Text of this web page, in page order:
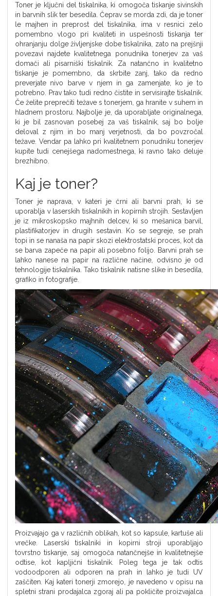
Toner je ključni del tiskalnika, ki omogoča tiskanje sivinskih
in barvnih slik ter besedila. Čeprav se morda zdi, da je toner
le majhen in preprost del tiskalnika, ima v resnici zelo
pomembno vlogo pri kvaliteti in uspešnosti tiskanja ter
ohranjanju dolge življenjske dobe tiskalnika, zato na prejšnji
povezavi najdete kvalitetnega ponudnika tonerjev za vaš
domači ali pisarniški tiskalnik. Za natančno in kvalitetno
tiskanje je pomembno, da skrbite zanj, tako da redno
preverjate nivo barve v njem in ga zamenjate, ko je to
potrebno. Prav tako tudi redno čistite in servisirajte tiskalnik.
Če želite preprečiti težave s tonerjem, ga hranite v suhem in
hladnem prostoru. Najbolje je, da uporabljate originalnega,
ki je bil zasnovan posebej za vaš tiskalnik, saj bo bolje
deloval z njim in bo manj verjetnosti, da bo povzročal
težave. Vendar pa lahko pri kvalitetnem ponudniku tonerjev
kupite tudi cenejšega nadomestnega, ki ravno tako deluje
brezhibno.
Kaj je toner?
Toner je naprava, v kateri je črni ali barvni prah, ki se
uporablja v laserskih tiskalnikih in kopirnih strojih. Sestavljen
je iz mikroskopsko majhnih delcev, ki so mešanica barvil,
plastifikatorjev in drugih sestavin. Ko se segreje, se prah
topi in se nanaša na papir skozi elektrostatski proces, kot da
se barva zapeče na papir ali posebno folijo. Barvni prah se
lahko nanese na papir na različne načine, odvisno je od
tehnologije tiskalnika. Tako tiskalnik natisne slike in besedila,
grafiko in fotografije.
Proizvajajo ga v različnih oblikah, kot so kapsule, kartuše ali
vrečke. Laserski tiskalniki in kopirni stroji uporabljajo
tovrstno tiskanje, saj omogoča natančnejše in kvalitetnejše
odtise, kot kapljični tiskalnik. Poleg tega je tak odtis
vodoodporen ali odporen na prah in lahko je tudi UV
zaščiten. Kaj kateri tonerji zmorejo, je navedeno v opisu na
spletni strani prodajalca zgoraj ali pa pokličite proizvajalca